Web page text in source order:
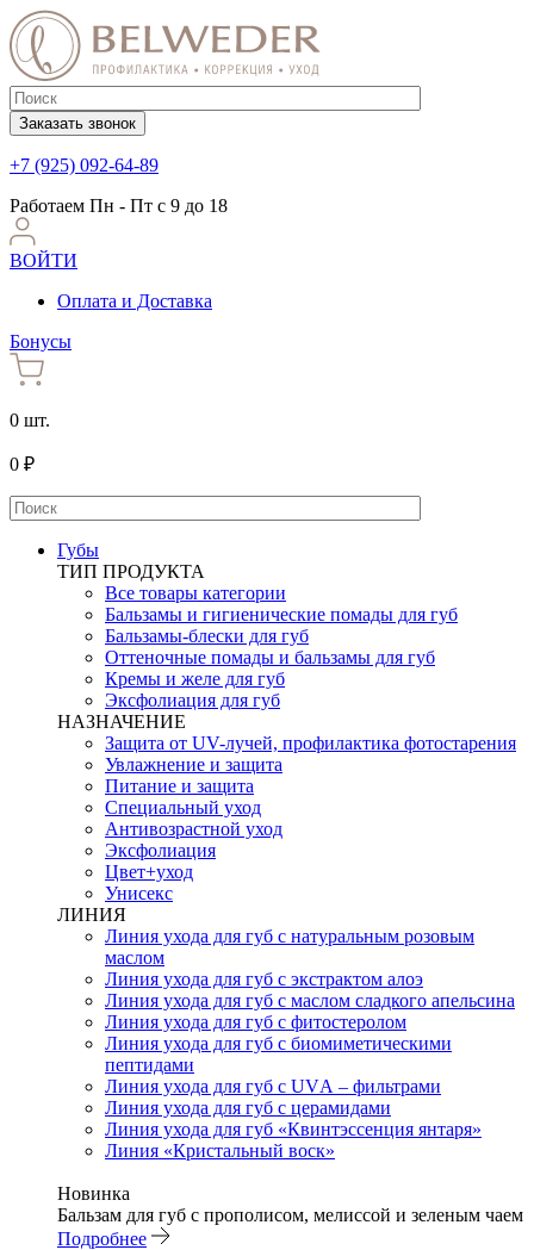
Заказать звонок
+7 (925) 092-64-89
Работаем Пн - Пт с 9 до 18
ВОЙТИ
Оплата и Доставка
Бонусы
0 шт.
0 ₽
Губы
ТИП ПРОДУКТА
Все товары категории
Бальзамы и гигиенические помады для губ
Бальзамы-блески для губ
Оттеночные помады и бальзамы для губ
Кремы и желе для губ
Эксфолиация для губ
НАЗНАЧЕНИЕ
Защита от UV-лучей, профилактика фотостарения
Увлажнение и защита
Питание и защита
Специальный уход
Антивозрастной уход
Эксфолиация
Цвет+уход
Унисекс
ЛИНИЯ
Линия ухода для губ с натуральным розовым
маслом
Линия ухода для губ с экстрактом алоэ
Линия ухода для губ с маслом сладкого апельсина
Линия ухода для губ с фитостеролом
Линия ухода для губ с биомиметическими
пептидами
Линия ухода для губ с UVА – фильтрами
Линия ухода для губ с церамидами
Линия ухода для губ «Квинтэссенция янтаря»
Линия «Кристальный воск»
Новинка
Бальзам для губ с прополисом, мелиссой и зеленым чаем
Подробнее